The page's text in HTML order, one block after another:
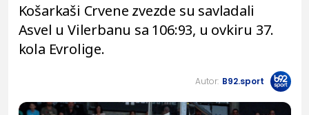
Košarkaši Crvene zvezde su savladali
Asvel u Vilerbanu sa 106:93, u ovkiru 37.
kola Evrolige.
Autor: B92.sport